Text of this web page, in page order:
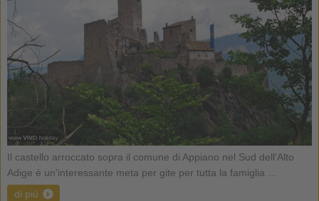
Il castello arroccato sopra il comune di Appiano nel Sud dell'Alto
Adige è un'interessante meta per gite per tutta la famiglia ...
di più